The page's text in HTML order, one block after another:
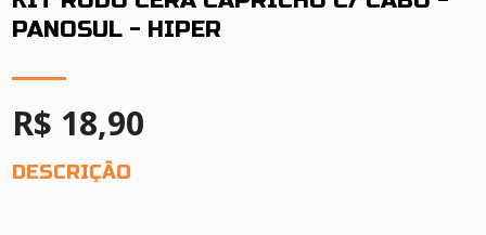
PANOSUL - HIPER
R$ 18,90
DESCRIÇÃO